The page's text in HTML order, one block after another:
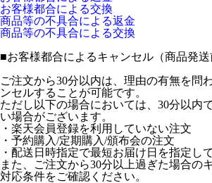
お客様都合による交換
商品等の不具合による返金
商品等の不具合による交換
■お客様都合によるキャンセル（商品発送
ご注文から30分以内は、理由の有無を問
ンセルすることが可能です。
ただし以下の場合においては、30分以内
い場合がございます。
・楽天会員登録を利用していない注文
・予約購入/定期購入/頒布会の注文
・配送日時指定で最短お届け日を指定し
また、ご注文から30分以上過ぎた場合の
対応条件をご確認ください。